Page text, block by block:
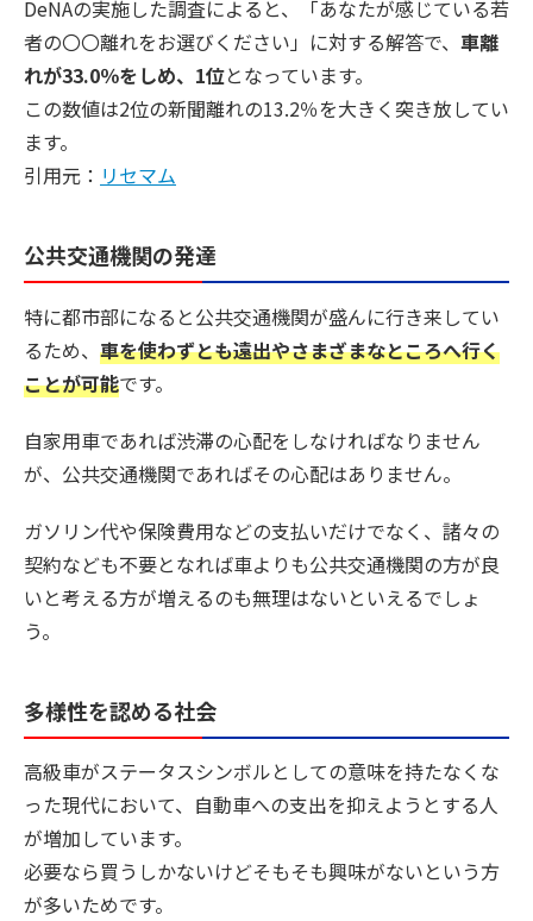
DeNAの実施した調査によると、「あなたが感じている若
者の〇〇離れをお選びください」に対する解答で、 車離
れが33.0％をしめ、1位となっています。
この数値は2位の新聞離れの13.2％を大きく突き放してい
ます。
引用元： リセマム
公共交通機関の発達
特に都市部になると公共交通機関が盛んに行き来してい
るため、 車を使わずとも遠出やさまざまなところへ行く
ことが可能です。
自家用車であれば渋滞の心配をしなければなりません
が、公共交通機関であればその心配はありません。
ガソリン代や保険費用などの支払いだけでなく、諸々の
契約なども不要となれば車よりも公共交通機関の方が良
いと考える方が増えるのも無理はないといえるでしょ
う。
多様性を認める社会
高級車がステータスシンボルとしての意味を持たなくな
った現代において、自動車への支出を抑えようとする人
が増加しています。
必要なら買うしかないけどそもそも興味がないという方
が多いためです。